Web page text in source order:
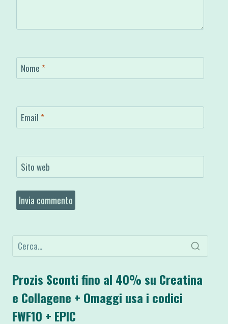
Nome *
Email *
Sito web
Prozis Sconti fino al 40% su Creatina
e Collagene + Omaggi usa i codici
FWF10 + EPIC